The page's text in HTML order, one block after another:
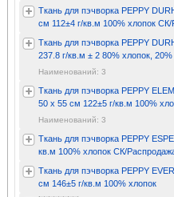
Ткань для пэчворка PEPPY
см 112±4 г/кв.м 100% хлопок
Ткань для пэчворка PEPPY
237.8 г/кв.м ± 2 80% хлопок,
Наименований: 3
Ткань для пэчворка PEPPY
50 x 55 см 122±5 г/кв.м 100%
Наименований: 3
Ткань для пэчворка PEPPY
кв.м 100% хлопок СК/
Ткань для пэчворка PEPPY
см 146±5 г/кв.м 100% хлопок